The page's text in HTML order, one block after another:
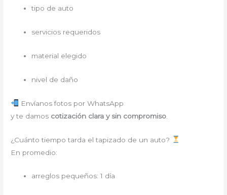
tipo de auto
servicios requeridos
material elegido
nivel de daño
Envíanos fotos por WhatsApp
y te damos cotización clara y sin compromiso
¿Cuánto tiempo tarda el tapizado de un auto?
En promedio:
arreglos pequeños: 1 día